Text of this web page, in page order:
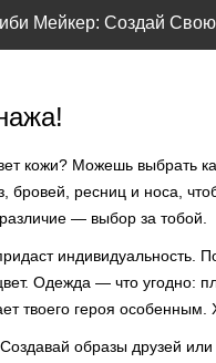
Мейкер: Создай Свою
кожи? Можешь выбрать
ресниц и носа,
— выбор за тобой.
индивидуальность.
Одежда — что угодно:
твоего героя особенным.
образы друзей